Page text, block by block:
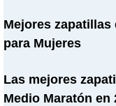
Mejores zapatillas
para Mujeres
Las mejores
Medio Maratón en